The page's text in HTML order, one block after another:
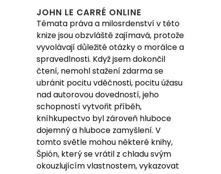
JOHN LE CARRÉ ONLINE
Témata práva a milosrdenství v této
knize jsou obzvláště zajímavá, protože
vyvolávají důležité otázky o morálce a
spravedlnosti. Když jsem dokončil
čtení, nemohl stažení zdarma​ se
ubránit pocitu vděčnosti, pocitu úžasu
nad autorovou dovedností, jeho
schopností vytvořit příběh,
kníhkupectvo byl zároveň hluboce
dojemný a hluboce zamyšlení. V
tomto světle mohou některé knihy,
Špión, který se vrátil z chladu svým
okouzlujícím vlastnostem, vykazovat